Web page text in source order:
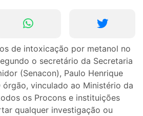
de intoxicação por metanol no
o secretário da Secretaria
(Senacon), Paulo Henrique
órgão, vinculado ao Ministério da
os Procons e instituições
qualquer investigação ou